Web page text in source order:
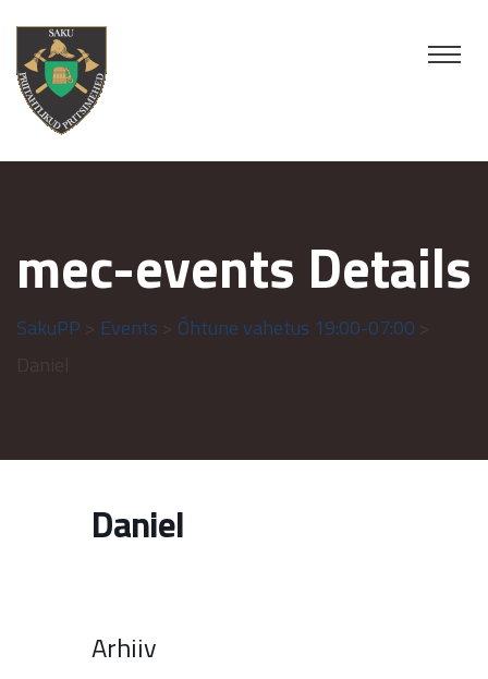
mec-events Details
SakuPP Events Õhtune vahetus 19:00-07:00
Daniel
Arhiiv